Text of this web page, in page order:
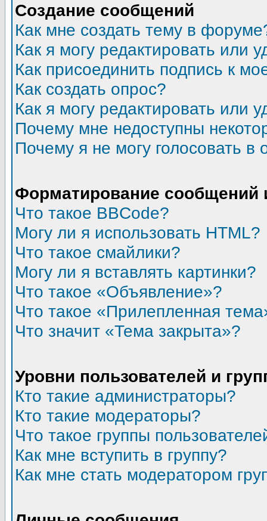
Создание сообщений
Как мне создать тему в
Как я могу редактировать или
Как присоединить подпись к
Как создать опрос?
Как я могу редактировать или
Почему мне недоступны
Почему я не могу голосовать в
Форматирование сообщений
Что такое BBCode?
Могу ли я использовать HTML?
Что такое смайлики?
Могу ли я вставлять картинки?
Что такое «Объявление»?
Что такое «Прилепленная
Что значит «Тема закрыта»?
Уровни пользователей и
Кто такие администраторы?
Кто такие модераторы?
Что такое группы
Как мне вступить в группу?
Как мне стать модератором